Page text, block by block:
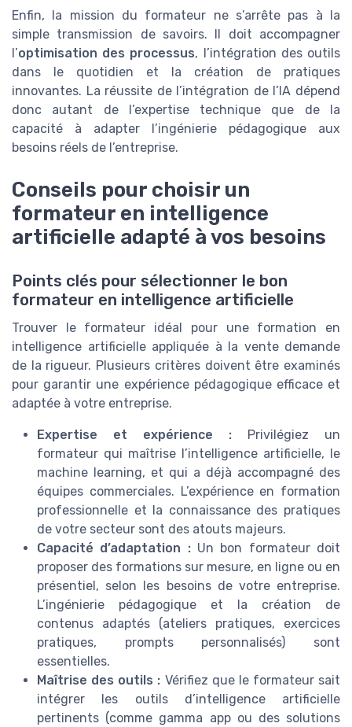
Enfin, la mission du formateur ne s’arrête pas à la
simple transmission de savoirs. Il doit accompagner
l’optimisation des processus, l’intégration des outils
dans le quotidien et la création de pratiques
innovantes. La réussite de l’intégration de l’IA dépend
donc autant de l’expertise technique que de la
capacité à adapter l’ingénierie pédagogique aux
besoins réels de l’entreprise.
Conseils pour choisir un
formateur en intelligence
artificielle adapté à vos besoins
Points clés pour sélectionner le bon
formateur en intelligence artificielle
Trouver le formateur idéal pour une formation en
intelligence artificielle appliquée à la vente demande
de la rigueur. Plusieurs critères doivent être examinés
pour garantir une expérience pédagogique efficace et
adaptée à votre entreprise.
Expertise et expérience : Privilégiez un
formateur qui maîtrise l’intelligence artificielle, le
machine learning, et qui a déjà accompagné des
équipes commerciales. L’expérience en formation
professionnelle et la connaissance des pratiques
de votre secteur sont des atouts majeurs.
Capacité d’adaptation :Un bon formateur doit
proposer des formations sur mesure, en ligne ou en
présentiel, selon les besoins de votre entreprise.
L’ingénierie pédagogique et la création de
contenus adaptés (ateliers pratiques, exercices
pratiques, prompts personnalisés) sont
essentielles.
Maîtrise des outils : Vérifiez que le formateur sait
intégrer les outils d’intelligence artificielle
pertinents (comme gamma app ou des solutions